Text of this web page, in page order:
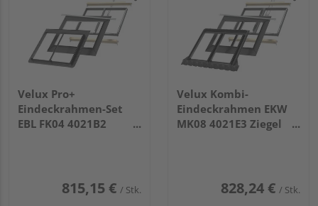
Velux Pro+
Eindeckrahmen-Set
EBL FK04 4021B2
815,15 € / Stk.
Velux Kombi-
Eindeckrahmen EKW
MK08 4021E3 Ziegel
828,24 € / Stk.